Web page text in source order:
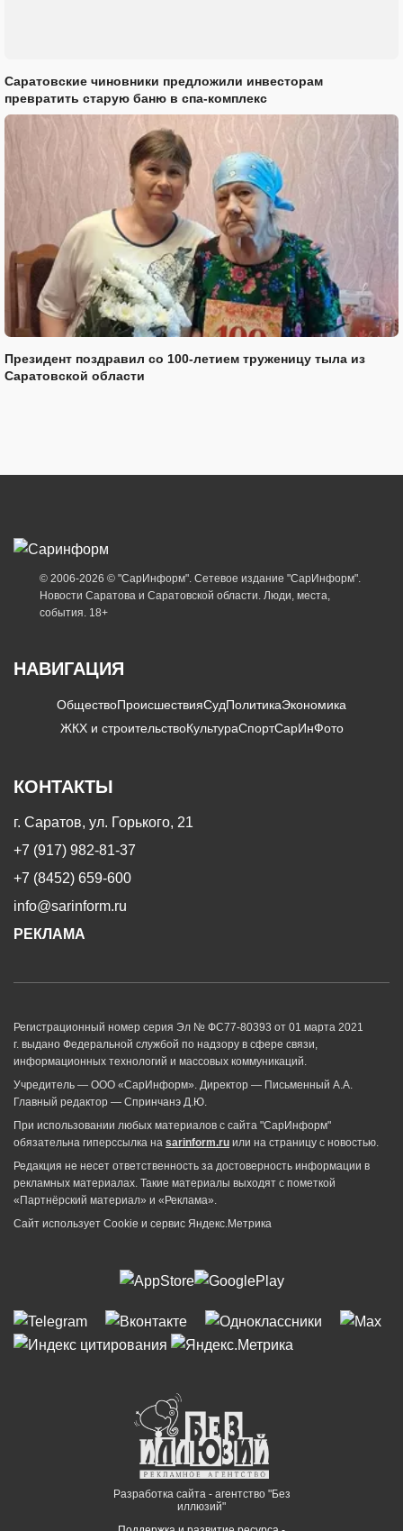
Саратовские чиновники предложили инвесторам
превратить старую баню в спа-комплекс
Президент поздравил со 100-летием труженицу тыла из
Саратовской области
© 2006-2026 © "СарИнформ". Сетевое издание "СарИнформ".
Новости Саратова и Саратовской области. Люди, места,
события. 18+
НАВИГАЦИЯ
ОбществоПроисшествияСудПолитикаЭкономика
ЖКХ и строительствоКультураСпортСарИнФото
КОНТАКТЫ
г. Саратов, ул. Горького, 21
+7 (917) 982-81-37
+7 (8452) 659-600
info@sarinform.ru
РЕКЛАМА
Регистрационный номер серия Эл № ФС77-80393 от 01 марта 2021
г. выдано Федеральной службой по надзору в сфере связи,
информационных технологий и массовых коммуникаций.
Учредитель — ООО «СарИнформ». Директор — Письменный А.А.
Главный редактор — Спринчанэ Д.Ю.
При использовании любых материалов с сайта "СарИнформ"
обязательна гиперссылка на sarinform.ru или на страницу с новостью.
Редакция не несет ответственность за достоверность информации в
рекламных материалах. Такие материалы выходят с пометкой
«Партнёрский материал» и «Реклама».
Сайт использует Cookie и сервиc Яндекс.Метрика
Разработка сайта - агентство "Без
иллюзий"